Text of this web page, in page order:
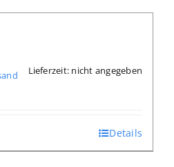
Lieferzeit: nicht angegeben
Details